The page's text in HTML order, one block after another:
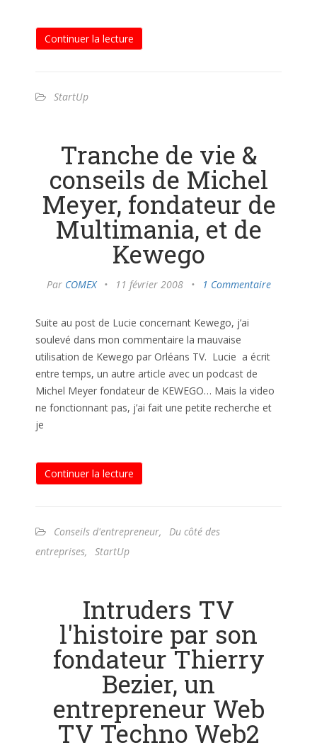
Continuer la lecture
StartUp
Tranche de vie &
conseils de Michel
Meyer, fondateur de
Multimania, et de
Kewego
Par COMEX • 11 février 2008 • 1 Commentaire
Suite au post de Lucie concernant Kewego, j’ai
soulevé dans mon commentaire la mauvaise
utilisation de Kewego par Orléans TV. Lucie a écrit
entre temps, un autre article avec un podcast de
Michel Meyer fondateur de KEWEGO… Mais la video
ne fonctionnant pas, j’ai fait une petite recherche et
je
Continuer la lecture
Conseils d'entrepreneur,
Du côté des
entreprises, StartUp
Intruders TV
l'histoire par son
fondateur Thierry
Bezier, un
entrepreneur Web
TV Techno Web2